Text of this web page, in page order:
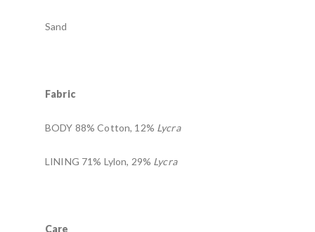
Sand
Fabric
BODY 88% Cotton, 12% Lycra
LINING 71% Lylon, 29% Lycra
Care